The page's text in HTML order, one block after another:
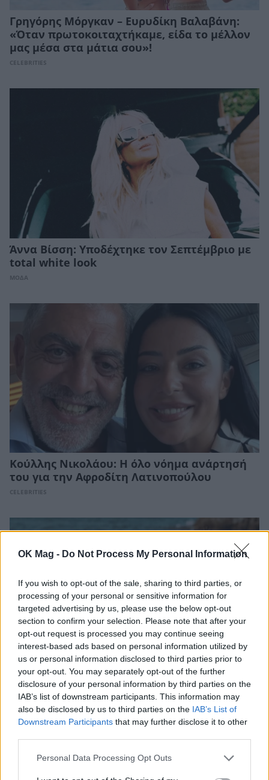
OK Mag - Do Not Process My Personal Information
If you wish to opt-out of the sale, sharing to third parties, or
processing of your personal or sensitive information for
targeted advertising by us, please use the below opt-out
section to confirm your selection. Please note that after your
opt-out request is processed you may continue seeing
interest-based ads based on personal information utilized by
us or personal information disclosed to third parties prior to
your opt-out. You may separately opt-out of the further
disclosure of your personal information by third parties on the
IAB’s list of downstream participants. This information may
also be disclosed by us to third parties on the IAB’s List of
Downstream Participants that may further disclose it to other
Personal Data Processing Opt Outs
Γρηγόρης Μόργκαν – Ευρυδίκη Βαλαβάνη:
«Όταν πρωτοκοιταχτήκαμε, είδα το μέλλον
μας μέσα στα μάτια σου»!
CELEBRITIES
Άννα Βίσση: Υποδέχτηκε τον Σεπτέμβριο με
total white look
ΜΟΔΑ
Κούλλης Νικολάου: Η όλο νόημα ανάρτησή
του για την Αφροδίτη Λατινοπούλου
CELEBRITIES
Πηνελόπη Πλάκα: Η ιδιαίτερη ανάρτηση για
την ονομαστική της εορτή
CELEBRITIES